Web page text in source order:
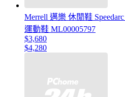
Merrell 邁樂 休閒鞋
運動鞋 ML00005797
$3,680
$4,280